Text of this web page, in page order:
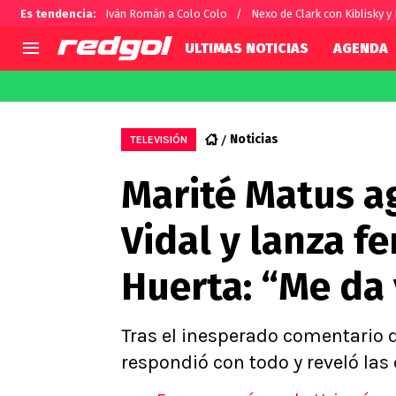
Es tendencia: Iván Román a Colo Colo Nexo de Clark con Kiblisky
Selección Chilena
U de Chile
U Católica
Campeonato Nacional
Primera B
Segunda División
Copa Chile
Supercopa Chile
Campeonato Femenino
Alexis
Carlos
ULTIMAS NOTICIAS AGENDA
TELEVISIÓN Noticias
Marité Matus
Vidal y lanza
Huerta: “Me
Tras el inesperado comentario
respondió con todo y reveló